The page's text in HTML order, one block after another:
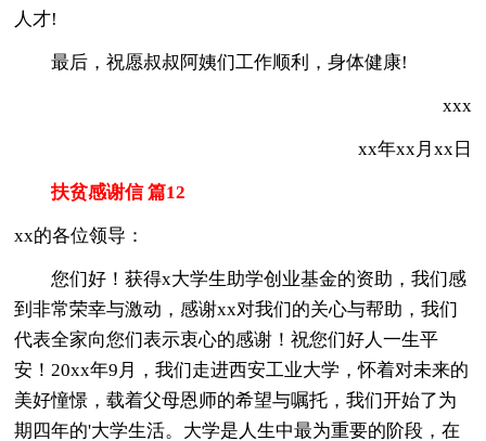
人才!
最后，祝愿叔叔阿姨们工作顺利，身体健康!
xxx
xx年xx月xx日
扶贫感谢信 篇12
xx的各位领导：
您们好！获得x大学生助学创业基金的资助，我们感
到非常荣幸与激动，感谢xx对我们的关心与帮助，我们
代表全家向您们表示衷心的感谢！祝您们好人一生平
安！20xx年9月，我们走进西安工业大学，怀着对未来的
美好憧憬，载着父母恩师的希望与嘱托，我们开始了为
期四年的'大学生活。大学是人生中最为重要的阶段，在